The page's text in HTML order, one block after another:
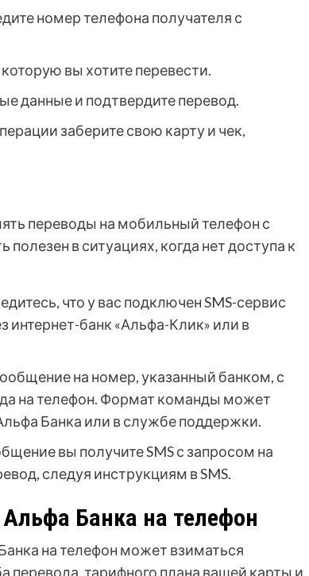
номер телефона получателя с
вы хотите перевести.
данные и подтвердите перевод.
заберите свою карту и чек,
переводы на мобильный телефон с
в ситуациях, когда нет доступа к
что у вас подключен SMS-сервис
интернет-банк «Альфа-Клик» или в
на номер, указанный банком, с
на телефон. Формат команды может
Банка или в службе поддержки.
вы получите SMS с запросом на
следуя инструкциям в SMS.
Банка на телефон
на телефон может взиматься
перевода, тарифного плана вашей карты и